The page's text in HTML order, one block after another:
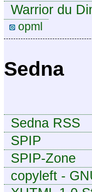
Warrior du
Publication à
intermittent,
opml
Sedna
Sedna RSS
SPIP
SPIP-Zone
copyleft -